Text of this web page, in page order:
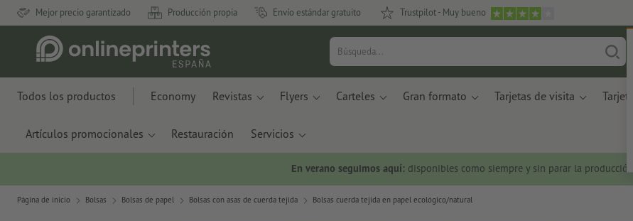
Mejor precio garantizado Producción propia Envío estándar gratuito Trustpilot - Muy bueno
Todos los productos Economy Revistas Flyers Carteles Gran formato Tarjetas de visita Tarjetas
Artículos promocionales Restauración Servicios
En verano seguimos aquí: disponibles como siempre y sin parar la producción.
Página de inicio Bolsas Bolsas de papel Bolsas con asas de cuerda tejida Bolsas cuerda tejida en papel ecológico/natural